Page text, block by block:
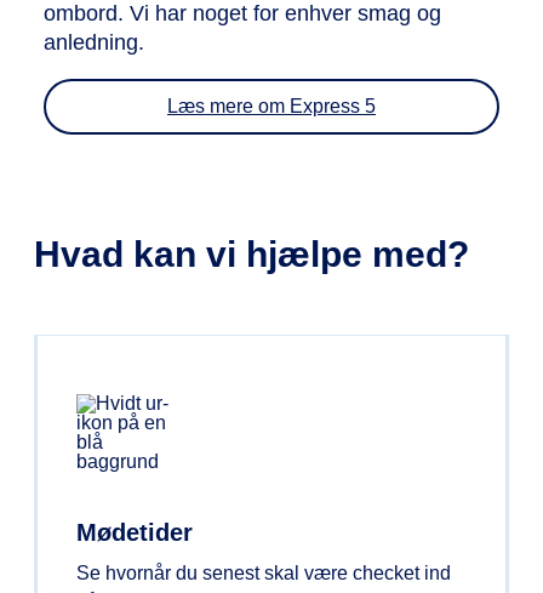
ombord. Vi har noget for enhver smag og
anledning.
Læs mere om Express 5
Hvad kan vi hjælpe med?
Mødetider
Se hvornår du senest skal være checket ind